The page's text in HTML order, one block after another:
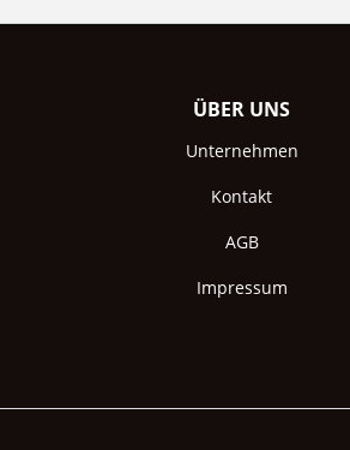
ÜBER UNS
Unternehmen
Kontakt
AGB
Impressum